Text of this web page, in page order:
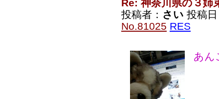
Re: 神奈川県の３姉
投稿者： さい 投稿
No.81025 RES
あん